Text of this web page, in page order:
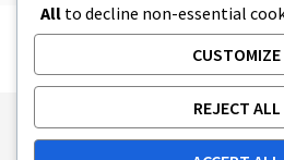
Publishing Principles
All to decline non-essential
CUSTOMIZE
REJECT ALL